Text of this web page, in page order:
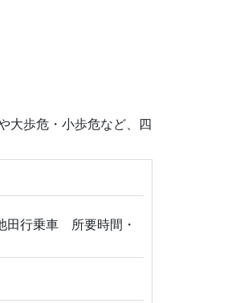
大歩危・小歩危など、四
田行乗車 所要時間・